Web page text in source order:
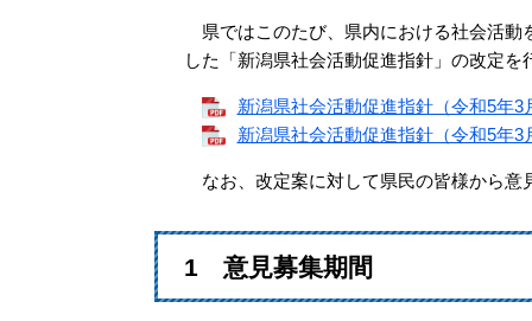
県ではこのたび、県内における社会活動
した「新潟県社会活動促進指針」の改定を
新潟県社会活動促進指針（令和5年
新潟県社会活動促進指針（令和5年
なお、改定案に対して県民の皆様から意
1 意見募集期間